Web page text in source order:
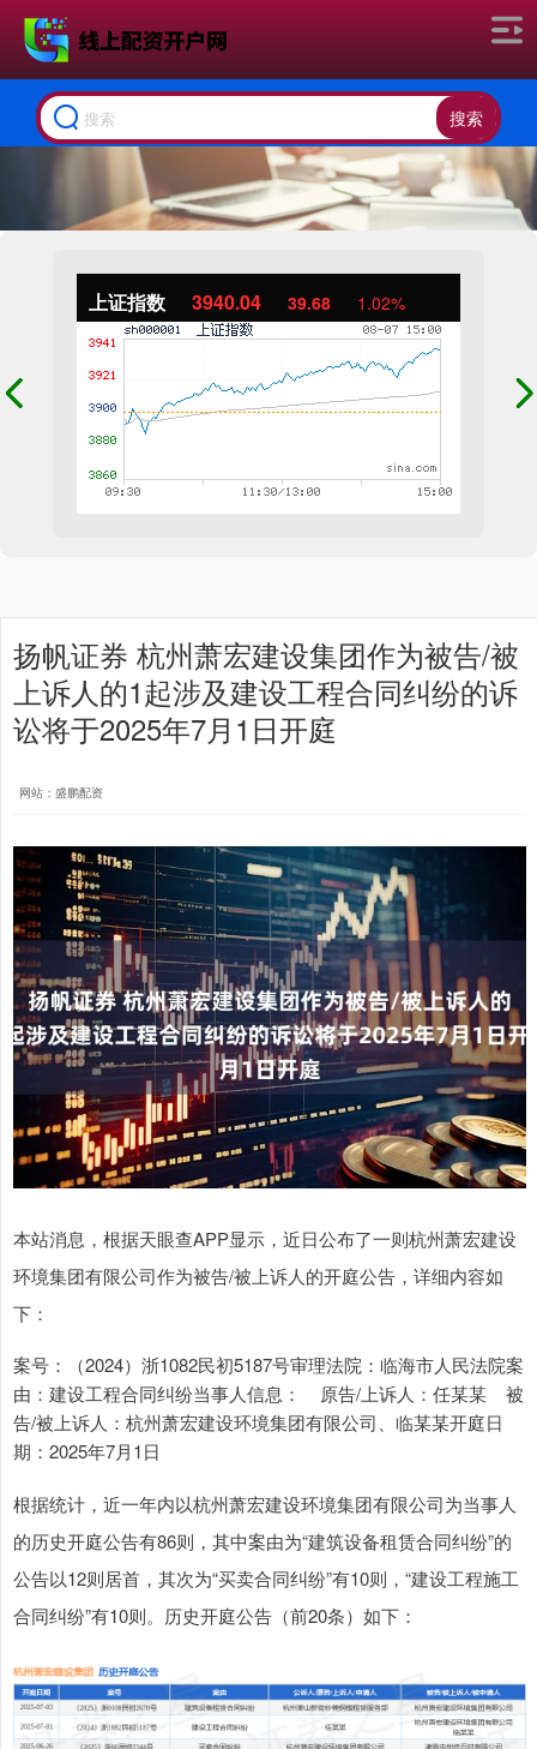
搜索
上证指数 3940.04 39.68 1.02%
扬帆证券 杭州萧宏建设集团作为被告/被
上诉人的1起涉及建设工程合同纠纷的诉
讼将于2025年7月1日开庭
网站：盛鹏配资
本站消息，根据天眼查APP显示，近日公布了一则杭州萧宏建设
环境集团有限公司作为被告/被上诉人的开庭公告，详细内容如
下：
案号：（2024）浙1082民初5187号审理法院：临海市人民法院案
由：建设工程合同纠纷当事人信息： 原告/上诉人：任某某 被
告/被上诉人：杭州萧宏建设环境集团有限公司、临某某开庭日
期：2025年7月1日
根据统计，近一年内以杭州萧宏建设环境集团有限公司为当事人
的历史开庭公告有86则，其中案由为“建筑设备租赁合同纠纷”的
公告以12则居首，其次为“买卖合同纠纷”有10则，“建设工程施工
合同纠纷”有10则。历史开庭公告（前20条）如下：